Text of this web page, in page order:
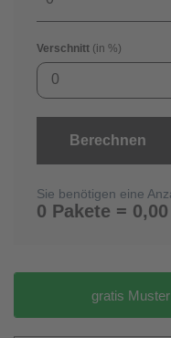
Verschnitt (in %)
0
Berechnen
Sie benötigen eine
0 Pakete =
gratis